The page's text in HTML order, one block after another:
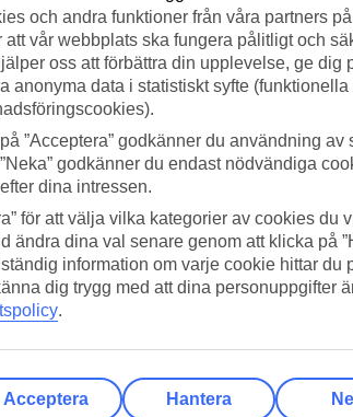
ner TUI-appen idag!
QR-koden med din
och andra funktioner från våra partners
att vår webbplats ska fungera pålitligt och
oss att förbättra din upplevelse, ge dig
anonyma data i statistiskt syfte
”Acceptera” godkänner du användning av
godkänner du endast nödvändiga
dina intressen.
för att välja vilka kategorier av cookies du
ändra dina val senare genom att klicka på
information om varje cookie hittar du
dig trygg med att dina personuppgifter
.
Acceptera Hantera